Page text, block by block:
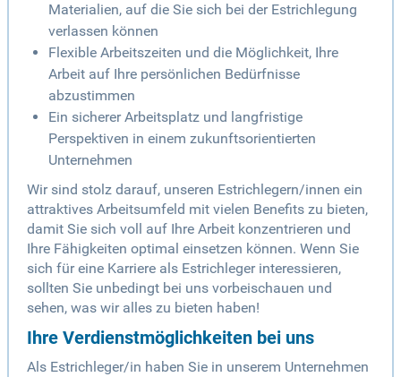
Materialien, auf die Sie sich bei der Estrichlegung
verlassen können
Flexible Arbeitszeiten und die Möglichkeit, Ihre
Arbeit auf Ihre persönlichen Bedürfnisse
abzustimmen
Ein sicherer Arbeitsplatz und langfristige
Perspektiven in einem zukunftsorientierten
Unternehmen
Wir sind stolz darauf, unseren Estrichlegern/innen ein
attraktives Arbeitsumfeld mit vielen Benefits zu bieten,
damit Sie sich voll auf Ihre Arbeit konzentrieren und
Ihre Fähigkeiten optimal einsetzen können. Wenn Sie
sich für eine Karriere als Estrichleger interessieren,
sollten Sie unbedingt bei uns vorbeischauen und
sehen, was wir alles zu bieten haben!
Ihre Verdienstmöglichkeiten bei uns
Als Estrichleger/in haben Sie in unserem Unternehmen